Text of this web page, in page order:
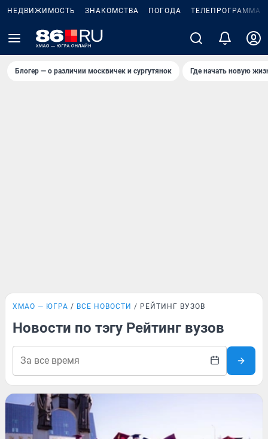
НЕДВИЖИМОСТЬ ЗНАКОМСТВА ПОГОДА ТЕЛЕПРОГРАММА
Блогер — о различии москвичек и сургутянок Где начать новую
ХМАО — ЮГРА ВСЕ НОВОСТИ РЕЙТИНГ ВУЗОВ
Новости по тэгу Рейтинг вузов